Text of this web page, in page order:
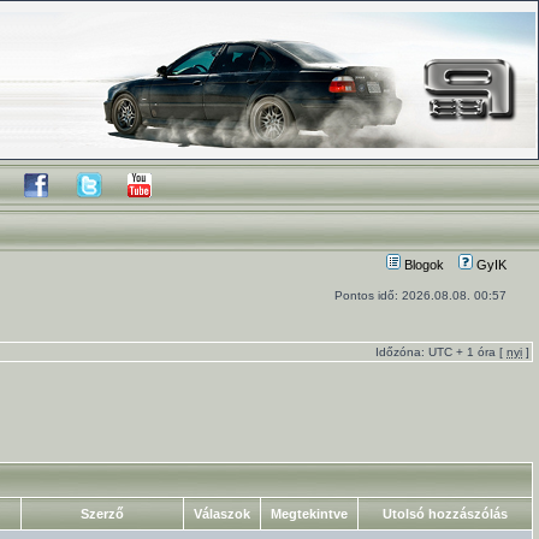
Blogok GyIK
Pontos idő: 2026.08.08. 00:57
Időzóna: UTC + 1 óra [ nyi ]
Szerző Válaszok Megtekintve Utolsó hozzászólás